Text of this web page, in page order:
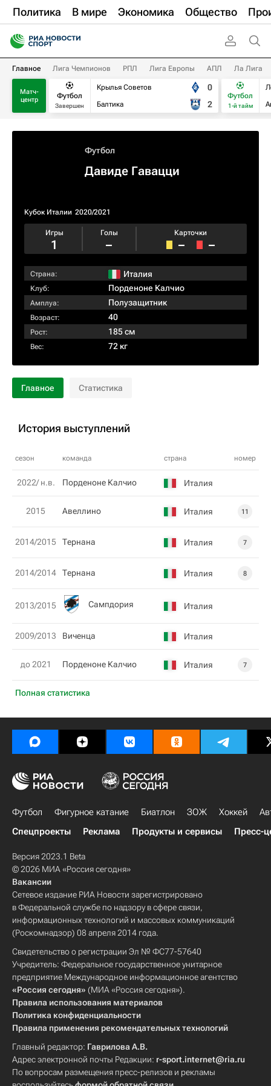
Политика В мире Экономика Общество
Главное Лига Чемпионов РПЛ Лига Европы АПЛ Ла Лига
Матч-
центр
Футбол
Завершен
Крылья Советов
Балтика
0
2
Футбол
1-й тайм
Футбол
Давиде Гавацци
Кубок Италии 2020/2021
Игры
1
Голы
–
Карточки
– –
Страна: Италия
Клуб: Порденоне Калчио
Амплуа: Полузащитник
Возраст: 40
Рост: 185 см
Вес: 72 кг
Главное Статистика
История выступлений
сезон команда страна номер
Полная статистика
2022/ н.в. Порденоне Калчио Италия
2015 Авеллино Италия 11
2014/2015 Тернана Италия 7
2014/2014 Тернана Италия 8
2013/2015 Сампдория Италия
2009/2013 Виченца Италия
до 2021 Порденоне Калчио Италия 7
Футбол Фигурное катание Биатлон ЗОЖ Хоккей
Спецпроекты
Реклама Продукты и сервисы Пресс-
Версия 2023.1 Beta
© 2026 МИА «Россия сегодня»
Вакансии
Сетевое издание РИА Новости зарегистрировано
в Федеральной службе по надзору в сфере связи,
информационных технологий и массовых коммуникаций
(Роскомнадзор) 08 апреля 2014 года.
Свидетельство о регистрации Эл № ФС77-57640
Учредитель: Федеральное государственное унитарное
предприятие Международное информационное агентство
«Россия сегодня» (МИА «Россия сегодня»).
Правила использования материалов
Политика конфиденциальности
Правила применения рекомендательных технологий
Главный редактор: Гаврилова А.В.
Адрес электронной почты Редакции: r-sport.internet@ria.ru
По вопросам размещения пресс-релизов и рекламы